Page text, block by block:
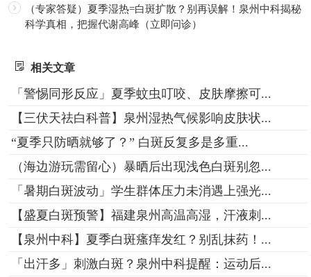
（专家答疑）夏季湿热=白斑扩散？别再误解！泉州中科揭秘
科学真相，把握代谢高峰（立即问诊）
相关文章
「警惕同形反应」夏季蚊虫叮咬、皮肤摩擦可...
【三伏天祛白科普】泉州湿热气候影响皮肤状...
“夏季只防晒就够了？” 白斑反复多是多重...
（海边游玩需留心）暴晒后出现浅色白斑别忽...
「暑期白斑波动」学生群体压力未消遇上强光...
【盛夏白斑预警】福建泉州高温高湿，汗液刺...
【泉州中科】夏季白斑瘙痒发红？别乱抹药！...
「出汗多」刺激白斑？泉州中科提醒：运动后...